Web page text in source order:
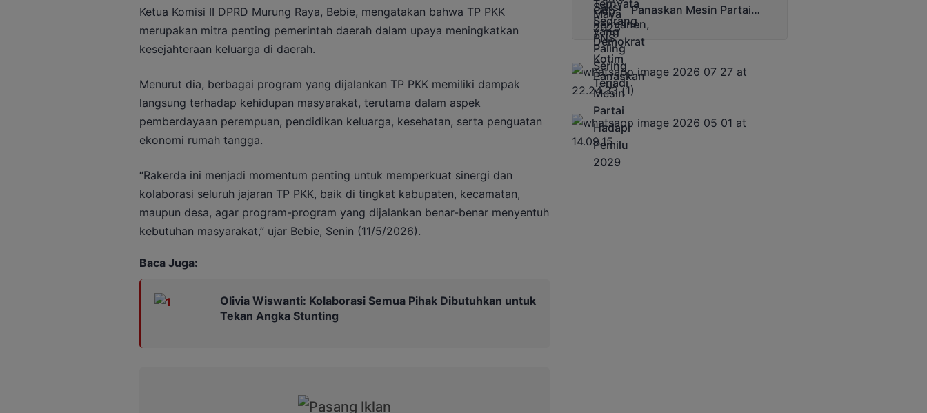
Ketua Komisi II DPRD Murung Raya, Bebie, mengatakan bahwa TP PKK
merupakan mitra penting pemerintah daerah dalam upaya meningkatkan
kesejahteraan keluarga di daerah.
Menurut dia, berbagai program yang dijalankan TP PKK memiliki dampak
langsung terhadap kehidupan masyarakat, terutama dalam aspek
pemberdayaan perempuan, pendidikan keluarga, kesehatan, serta penguatan
ekonomi rumah tangga.
“Rakerda ini menjadi momentum penting untuk memperkuat sinergi dan
kolaborasi seluruh jajaran TP PKK, baik di tingkat kabupaten, kecamatan,
maupun desa, agar program-program yang dijalankan benar-benar menyentuh
kebutuhan masyarakat,” ujar Bebie, Senin (11/5/2026).
Baca Juga:
Olivia Wiswanti: Kolaborasi Semua Pihak Dibutuhkan untuk
Tekan Angka Stunting
Panaskan Mesin Partai
Hadapi Pemilu 2029